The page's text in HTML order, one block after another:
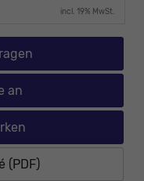
incl. 19% MwSt.
an
(PDF)